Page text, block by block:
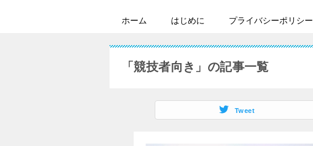
ホーム はじめに プライバシーポリシー
「競技者向き」の記事一覧
Tweet